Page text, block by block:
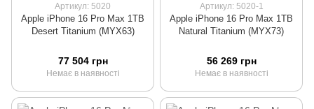
Артикул: 5020
Apple iPhone 16 Pro Max 1TB
Desert Titanium (MYX63)
77 504 грн
Немає в наявності
Артикул: 5020-1
Apple iPhone 16 Pro Max 1TB
Natural Titanium (MYX73)
56 269 грн
Немає в наявності